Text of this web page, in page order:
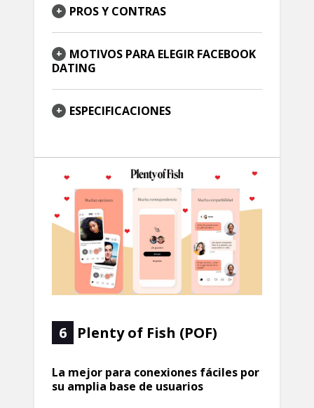
PROS Y CONTRAS
MOTIVOS PARA ELEGIR FACEBOOK
DATING
ESPECIFICACIONES
6 Plenty of Fish (POF)
La mejor para conexiones fáciles por
su amplia base de usuarios